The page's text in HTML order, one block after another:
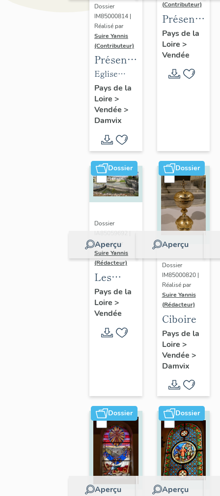
Dossier
IM85000814 |
Réalisé par
Suire Yannis
(Contributeur)
Présentation
des
objets
mobiliers
de
de
Damvix
Eglise
paroissiale
Saint-Guy
de Damvix
Pays de la
Loire >
Vendée >
Damvix
(Contributeur)
du
territoire
de la
Vallée
poitevin
Pays de la
Loire >
Vendée
Dossier
Aperçu
Dossier
IA85059692 |
Réalisé par
Suire Yannis
(Rédacteur)
Les
ports
dans la
vallée de
la Sèvre
Pays de la
Loire >
Vendée
Dossier
Aperçu
Dossier
IM85000820 |
Réalisé par
Suire Yannis
(Rédacteur)
Ciboire
Pays de la
Loire >
Vendée >
Damvix
Dossier
Aperçu
Dossier
Aperçu